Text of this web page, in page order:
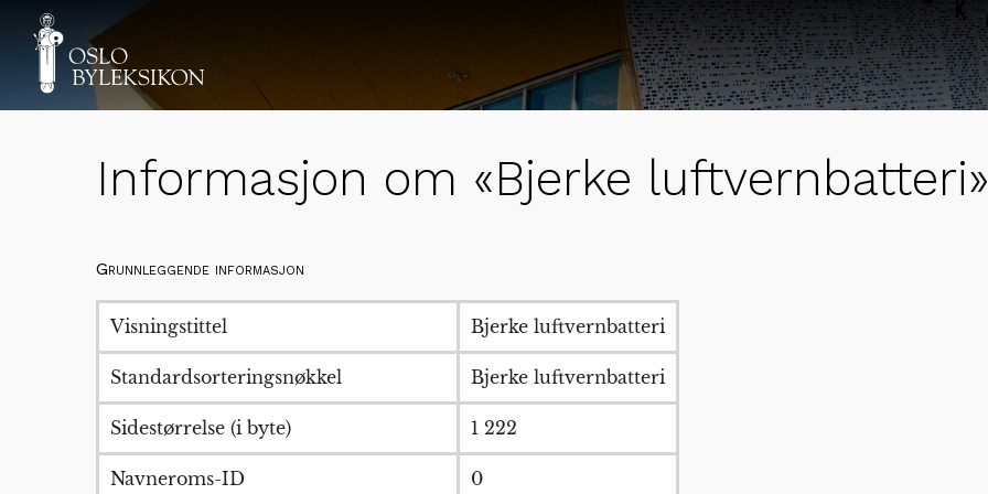
Informasjon om «Bjerke luftvernbatteri»
Grunnleggende informasjon
Visningstittel Bjerke luftvernbatteri
Standardsorteringsnøkkel Bjerke luftvernbatteri
Sidestørrelse (i byte) 1 222
Navneroms-ID 0